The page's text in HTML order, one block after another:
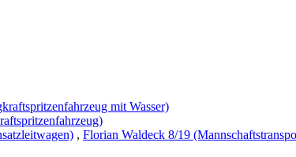
mit Wasser)
, Florian Waldeck 8/19